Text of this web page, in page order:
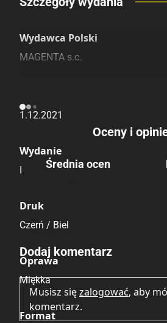
Wydawca Polski
MAGENTA s.c.
1.12.2021
Wydanie
I
Druk
Czerń / Biel
Oprawa
Miękka
Format
Oceny i
Średnia ocen
Brak opinii.
Dodaj komentarz
Musisz sięzalogować, aby
komentarz.